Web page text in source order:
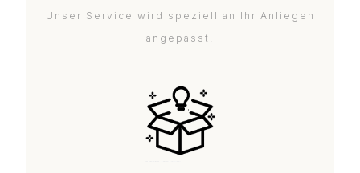
Unser Service wird speziell an Ihr Anliegen
angepasst.